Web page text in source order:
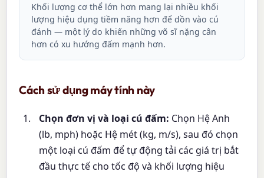
Khối lượng cơ thể lớn hơn mang lại nhiều khối
lượng hiệu dụng tiềm năng hơn để dồn vào cú
đánh — một lý do khiến những võ sĩ nặng cân
hơn có xu hướng đấm mạnh hơn.
Cách sử dụng máy tính này
Chọn đơn vị và loại cú đấm: Chọn Hệ Anh
(lb, mph) hoặc Hệ mét (kg, m/s), sau đó chọn
một loại cú đấm để tự động tải các giá trị bắt
đầu thực tế cho tốc độ và khối lượng hiệu